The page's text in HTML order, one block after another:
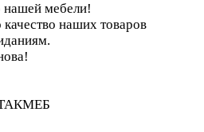
нашей мебели!
наших товаров